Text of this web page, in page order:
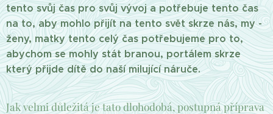
tento svůj čas pro svůj vývoj a potřebuje tento čas
na to, aby mohlo přijít na tento svět skrze nás, my -
ženy, matky tento celý čas potřebujeme pro to,
abychom se mohly stát branou, portálem skrze
který přijde dítě do naší milující náruče.
Jak velmi důležitá je tato dlohodobá, postupná příprava